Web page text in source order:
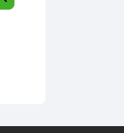
Wyszukaj kursy